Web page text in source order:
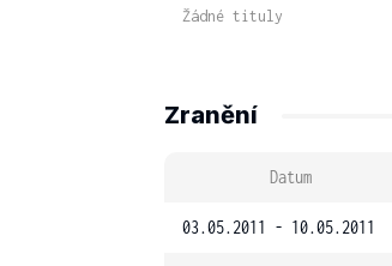
Žádné tituly
Zranění
Datum
03.05.2011 - 10.05.2011